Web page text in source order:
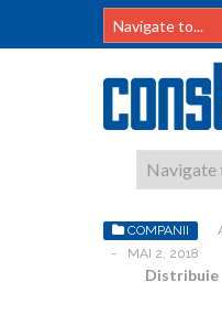
COMPANII
-
MAI 2, 2018
Distribuie